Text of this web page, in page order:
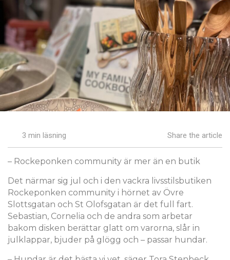
3 min läsning Share the article
– Rockeponken community är mer än en butik
Det närmar sig jul och i den vackra livsstilsbutiken
Rockeponken community i hörnet av Övre
Slottsgatan och St Olofsgatan är det full fart.
Sebastian, Cornelia och de andra som arbetar
bakom disken berättar glatt om varorna, slår in
julklappar, bjuder på glögg och – passar hundar.